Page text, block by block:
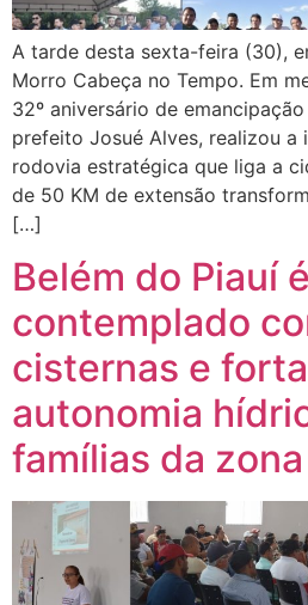
A tarde desta sexta-feira (30),
Morro Cabeça no Tempo. Em
32º aniversário de
prefeito Josué Alves, realizou a
rodovia estratégica que liga a
de 50 KM de extensão
[…]
Belém do Piauí é
contemplado
cisternas e
autonomia
famílias da